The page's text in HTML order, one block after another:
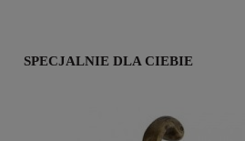
SPECJALNIE DLA CIEBIE